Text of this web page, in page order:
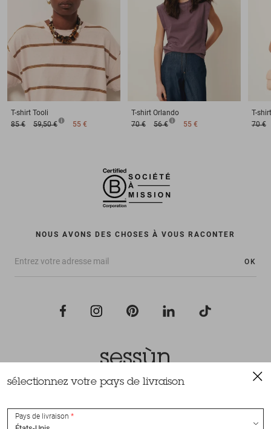
T-shirt Tooli
85 €
59,50 € 55 €
T-shirt Orlando
70 €
56 € 55 €
T-shirt
70 €
NOUS AVONS DES CHOSES À VOUS RACONTER
OK
Tous droits réservés Sessùn 2022
sélectionnez votre pays de livraison
Pays de livraison